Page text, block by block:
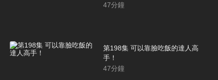
47分鐘
第198集 可以靠臉吃飯的達人高
手！
47分鐘